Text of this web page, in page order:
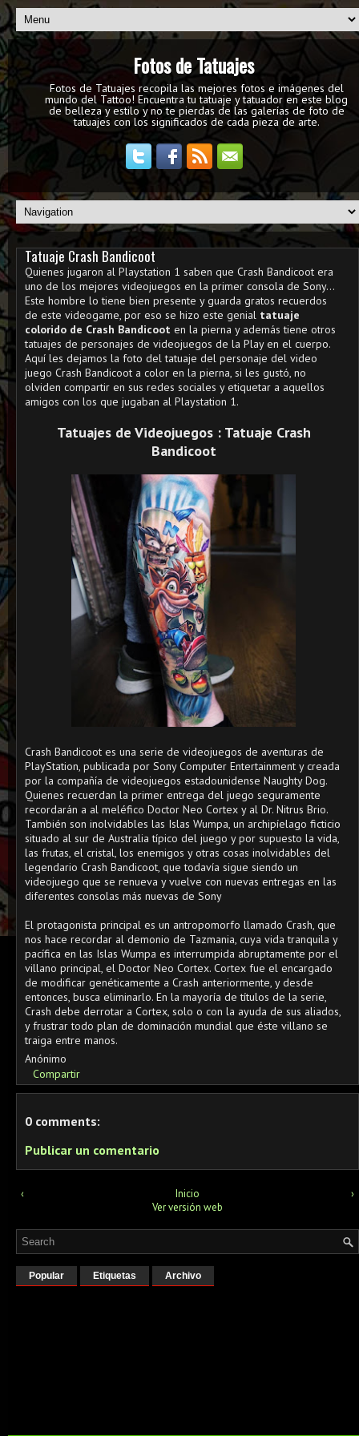
Fotos de Tatuajes
Fotos de Tatuajes recopila las mejores fotos e imágenes del
mundo del Tattoo! Encuentra tu tatuaje y tatuador en este blog
de belleza y estilo y no te pierdas de las galerías de foto de
tatuajes con los significados de cada pieza de arte.
Tatuaje Crash Bandicoot
Quienes jugaron al Playstation 1 saben que Crash Bandicoot era
uno de los mejores videojuegos en la primer consola de Sony...
Este hombre lo tiene bien presente y guarda gratos recuerdos
de este videogame, por eso se hizo este genial tatuaje
colorido de Crash Bandicoot en la pierna y además tiene otros
tatuajes de personajes de videojuegos de la Play en el cuerpo.
Aquí les dejamos la foto del tatuaje del personaje del video
juego Crash Bandicoot a color en la pierna, si les gustó, no
olviden compartir en sus redes sociales y etiquetar a aquellos
amigos con los que jugaban al Playstation 1.
Tatuajes de Videojuegos : Tatuaje Crash
Bandicoot
Crash Bandicoot es una serie de videojuegos de aventuras de
PlayStation, publicada por Sony Computer Entertainment y creada
por la compañía de videojuegos estadounidense Naughty Dog.
Quienes recuerdan la primer entrega del juego seguramente
recordarán a al meléfico Doctor Neo Cortex y al Dr. Nitrus Brio.
También son inolvidables las Islas Wumpa, un archipíelago ficticio
situado al sur de Australia típico del juego y por supuesto la vida,
las frutas, el cristal, los enemigos y otras cosas inolvidables del
legendario Crash Bandicoot, que todavía sigue siendo un
videojuego que se renueva y vuelve con nuevas entregas en las
diferentes consolas más nuevas de Sony
El protagonista principal es un antropomorfo llamado Crash, que
nos hace recordar al demonio de Tazmania, cuya vida tranquila y
pacífica en las Islas Wumpa es interrumpida abruptamente por el
villano principal, el Doctor Neo Cortex. Cortex fue el encargado
de modificar genéticamente a Crash anteriormente, y desde
entonces, busca eliminarlo. En la mayoría de títulos de la serie,
Crash debe derrotar a Cortex, solo o con la ayuda de sus aliados,
y frustrar todo plan de dominación mundial que éste villano se
traiga entre manos.
Anónimo
Compartir
0 comments:
Publicar un comentario
‹ ›
Inicio
Ver versión web
Popular Etiquetas Archivo